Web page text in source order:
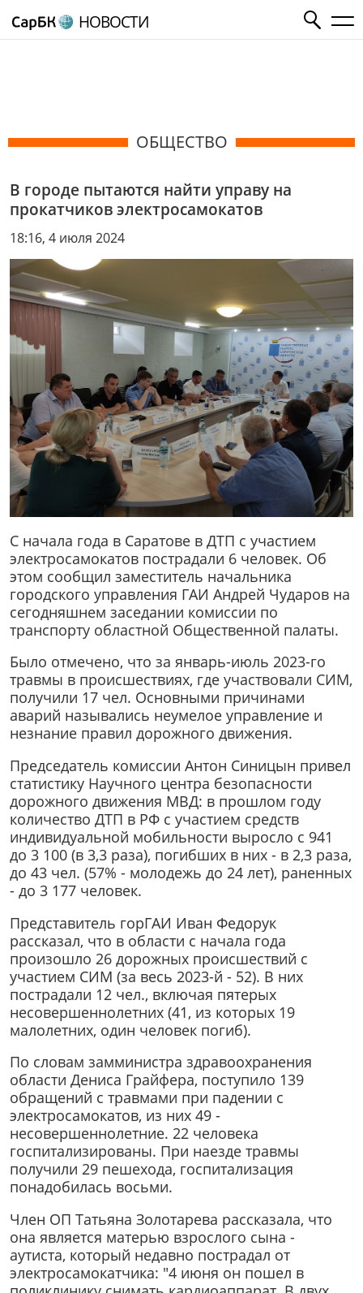
НОВОСТИ
ОБЩЕСТВО
В городе пытаются найти управу на
прокатчиков электросамокатов
18:16, 4 июля 2024
С начала года в Саратове в ДТП с участием
электросамокатов пострадали 6 человек. Об
этом сообщил заместитель начальника
городского управления ГАИ Андрей Чударов на
сегодняшнем заседании комиссии по
транспорту областной Общественной палаты.
Было отмечено, что за январь-июль 2023-го
травмы в происшествиях, где участвовали СИМ,
получили 17 чел. Основными причинами
аварий назывались неумелое управление и
незнание правил дорожного движения.
Председатель комиссии Антон Синицын привел
статистику Научного центра безопасности
дорожного движения МВД: в прошлом году
количество ДТП в РФ с участием средств
индивидуальной мобильности выросло с 941
до 3 100 (в 3,3 раза), погибших в них - в 2,3 раза,
до 43 чел. (57% - молодежь до 24 лет), раненных
- до 3 177 человек.
Представитель горГАИ Иван Федорук
рассказал, что в области с начала года
произошло 26 дорожных происшествий с
участием СИМ (за весь 2023-й - 52). В них
пострадали 12 чел., включая пятерых
несовершеннолетних (41, из которых 19
малолетних, один человек погиб).
По словам замминистра здравоохранения
области Дениса Грайфера, поступило 139
обращений с травмами при падении с
электросамокатов, из них 49 -
несовершеннолетние. 22 человека
госпитализированы. При наезде травмы
получили 29 пешехода, госпитализация
понадобилась восьми.
Член ОП Татьяна Золотарева рассказала, что
она является матерью взрослого сына -
аутиста, который недавно пострадал от
электросамокатчика: "4 июня он пошел в